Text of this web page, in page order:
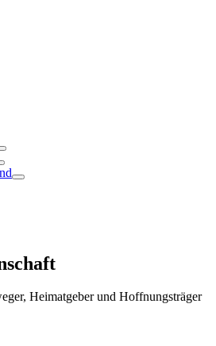
Heimatgeber und Hoffnungsträger